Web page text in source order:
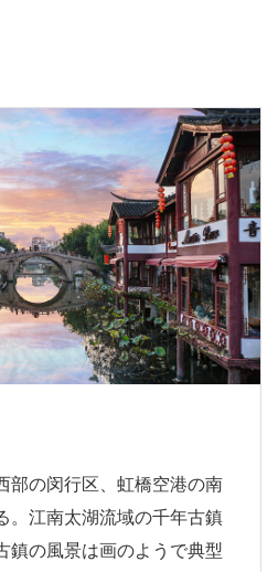
部の闵行区、虹橋空港の南
。江南太湖流域の千年古鎮
鎮の風景は画のようで典型